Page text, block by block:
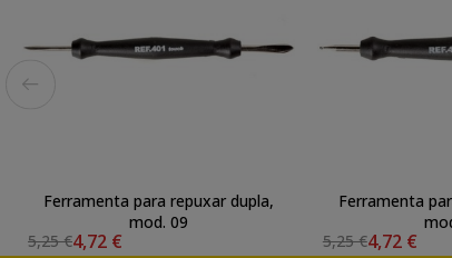
Ferramenta para repuxar dupla,
mod. 09
5,25 €4,72 €
Ferramenta
5,25 €4,72 €